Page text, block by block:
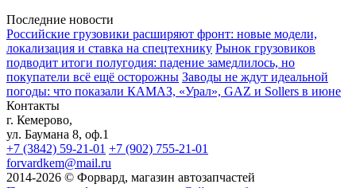
Последние новости
Российские грузовики расширяют фронт: новые модели,
локализация и ставка на спецтехнику Рынок грузовиков
подводит итоги полугодия: падение замедлилось, но
покупатели всё ещё осторожны Заводы не ждут идеальной
погоды: что показали КАМАЗ, «Урал», GAZ и Sollers в июне
Контакты
г. Кемерово,
ул. Баумана 8, оф.1
+7 (3842) 59-21-01 +7 (902) 755-21-01
forvardkem@mail.ru
2014-2026 © Форвард, магазин автозапчастей